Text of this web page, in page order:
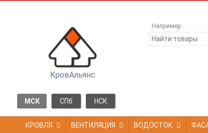
КровАльянс
МСК СПб НСК
Например:
КРОВЛЯ ВЕНТИЛЯЦИЯ ВОДОСТОК